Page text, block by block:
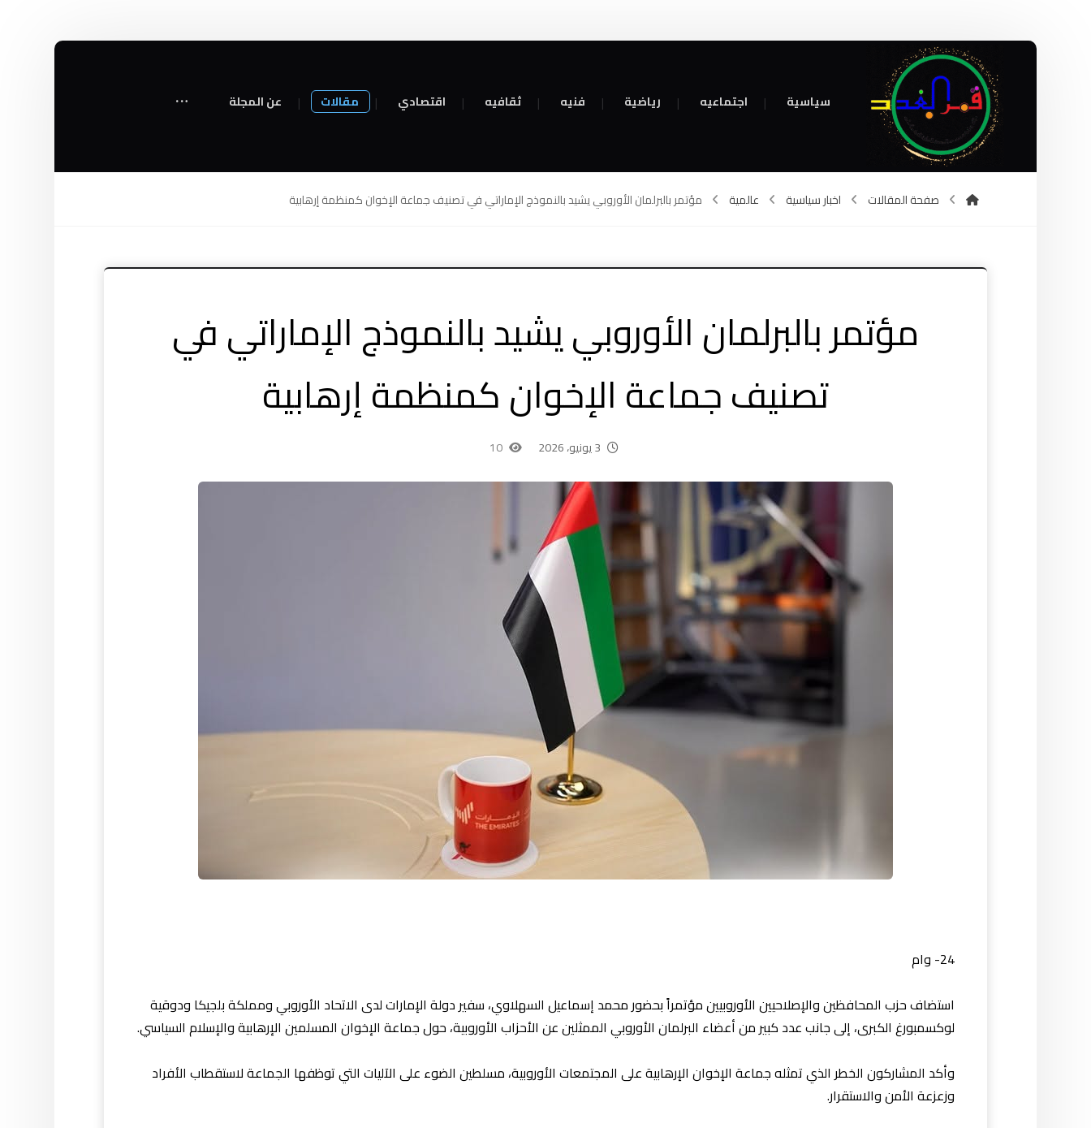
سياسية اجتماعيه رياضية فنيه ثقافيه اقتصادي مقالات عن المجلة
صفحة المقالات اخبار سياسية عالمية مؤتمر بالبرلمان الأوروبي يشيد بالنموذج الإماراتي في تصنيف جماعة الإخوان كمنظمة إرهابية
مؤتمر بالبرلمان الأوروبي يشيد بالنموذج الإماراتي في
تصنيف جماعة الإخوان كمنظمة إرهابية
3 يونيو، 2026 10
24- وام
استضاف حزب المحافظين والإصلاحيين الأوروبيين مؤتمراً بحضور محمد إسماعيل السهلاوي، سفير دولة الإمارات لدى الاتحاد الأوروبي ومملكة بلجيكا ودوقية
لوكسمبورغ الكبرى، إلى جانب عدد كبير من أعضاء البرلمان الأوروبي الممثلين عن الأحزاب الأوروبية، حول جماعة الإخوان المسلمين الإرهابية والإسلام السياسي.
وأكد المشاركون الخطر الذي تمثله جماعة الإخوان الإرهابية على المجتمعات الأوروبية، مسلطين الضوء على الآليات التي توظفها الجماعة لاستقطاب الأفراد
وزعزعة الأمن والاستقرار.